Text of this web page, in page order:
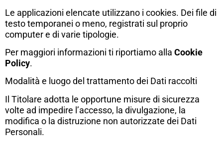
Le applicazioni elencate utilizzano i cookies. Dei file di
testo temporanei o meno, registrati sul proprio
computer e di varie tipologie.
Per maggiori informazioni ti riportiamo alla Cookie
Policy.
Modalità e luogo del trattamento dei Dati raccolti
Il Titolare adotta le opportune misure di sicurezza
volte ad impedire l’accesso, la divulgazione, la
modifica o la distruzione non autorizzate dei Dati
Personali.